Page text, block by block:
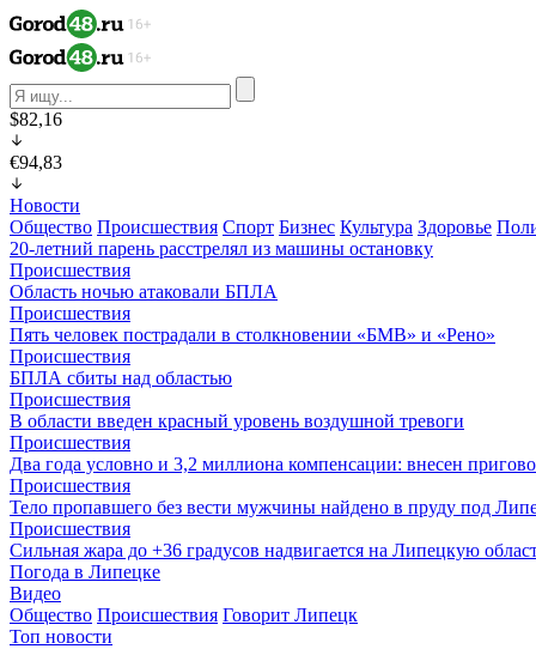
$82,16
€94,83
Новости
Общество Происшествия Спорт Бизнес Культура Здоровье
20-летний парень расстрелял из машины остановку
Происшествия
Область ночью атаковали БПЛА
Происшествия
Пять человек пострадали в столкновении «БМВ» и «Рено»
Происшествия
БПЛА сбиты над областью
Происшествия
В области введен красный уровень воздушной тревоги
Происшествия
Два года условно и 3,2 миллиона компенсации: внесен
Происшествия
Тело пропавшего без вести мужчины найдено в пруду под
Происшествия
Сильная жара до +36 градусов надвигается на Липецкую
Погода в Липецке
Видео
Общество Происшествия Говорит Липецк
Топ новости